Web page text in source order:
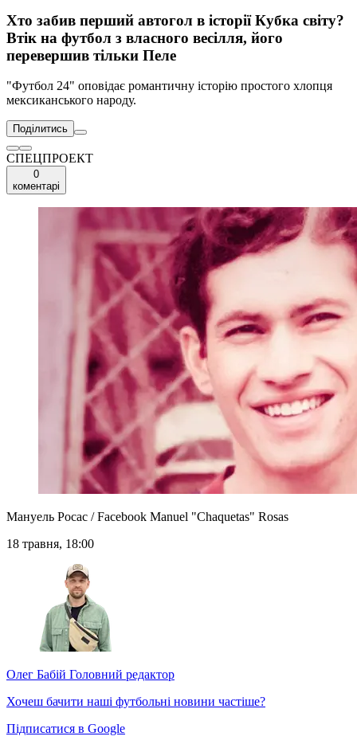
Хто забив перший автогол в історії Кубка світу?
Втік на футбол з власного весілля, його
перевершив тільки Пеле
"Футбол 24" оповідає романтичну історію простого хлопця
мексиканського народу.
Поділитись
СПЕЦПРОЕКТ
0
коментарі
Мануель Росас / Facebook Manuel "Chaquetas" Rosas
18 травня, 18:00
Олег Бабій Головний редактор
Хочеш бачити наші футбольні новини частіше?
Підписатися в Google